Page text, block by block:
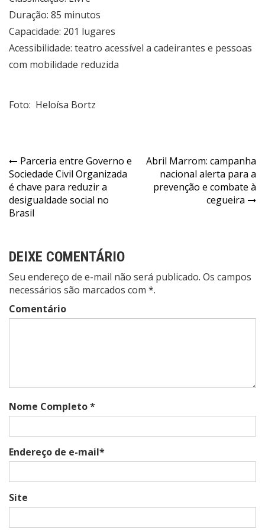
Duração: 85 minutos
Capacidade: 201 lugares
Acessibilidade: teatro acessível a cadeirantes e pessoas
com mobilidade reduzida
Foto: Heloísa Bortz
Navegação
de
Post
Parceria entre Governo e
Sociedade Civil Organizada
é chave para reduzir a
desigualdade social no
Brasil
Abril Marrom: campanha
nacional alerta para a
prevenção e combate à
cegueira
DEIXE COMENTÁRIO
Seu endereço de e-mail não será publicado. Os campos
necessários são marcados com *.
Comentário
Nome Completo *
Endereço de e-mail*
Site